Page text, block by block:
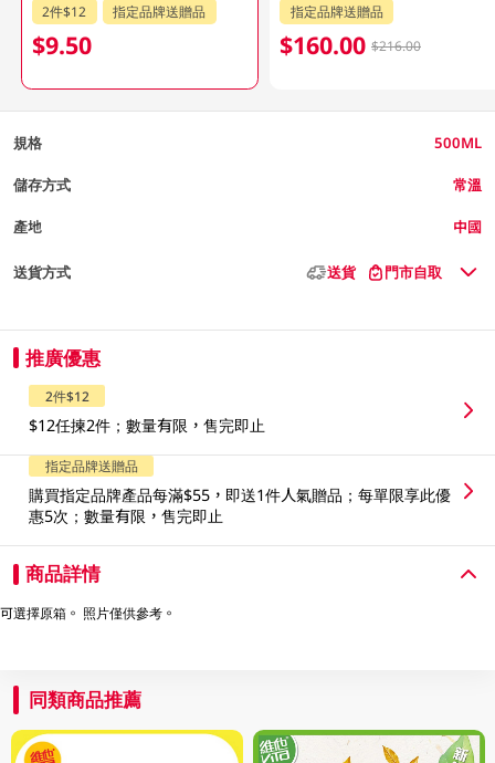
2件$12 指定品牌送贈品
$9.50
指定品牌送贈品
$160.00 $216.00
規格 500ML
儲存方式 常溫
產地 中國
送貨方式 送貨 門市自取
推廣優惠
2件$12
$12任揀2件；數量有限，售完即止
指定品牌送贈品
購買指定品牌產品每滿$55，即送1件人氣贈品；每單限享此優
惠5次；數量有限，售完即止
商品詳情
可選擇原箱。 照片僅供參考。
同類商品推薦